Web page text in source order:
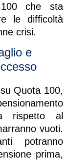
che sta
le difficoltà
crisi.
e
Quota 100,
rispetto al
vuoti.
potranno
prima,